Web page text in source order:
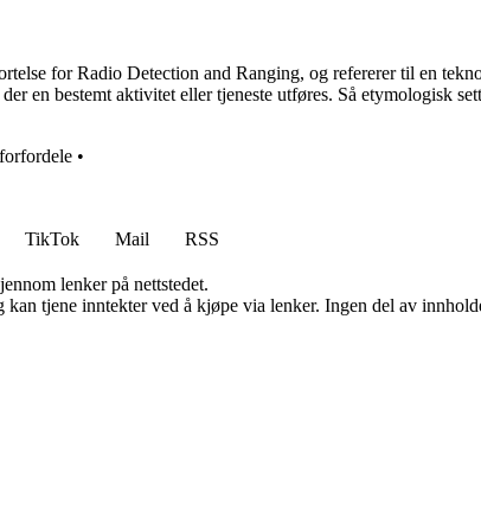
for Radio Detection and Ranging, og refererer til en
en bestemt aktivitet eller tjeneste utføres. Så etymologisk
forfordele •
TikTok Mail
RSS
lenker på nettstedet.
tjene inntekter ved å kjøpe via lenker. Ingen del av